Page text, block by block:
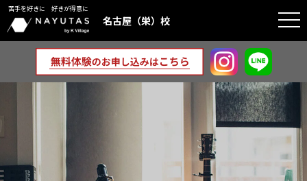
苦手を好きに 好きが得意に
名古屋（栄）校